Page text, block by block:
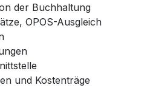
der Buchhaltung
OPOS-Ausgleich
und Kostenträge